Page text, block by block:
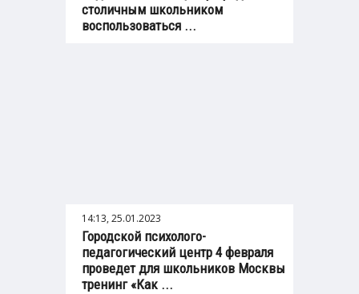
столичным школьником
воспользоваться ...
14:13, 25.01.2023
Городской психолого-
педагогический центр 4 февраля
проведет для школьников Москвы
тренинг «Как ...